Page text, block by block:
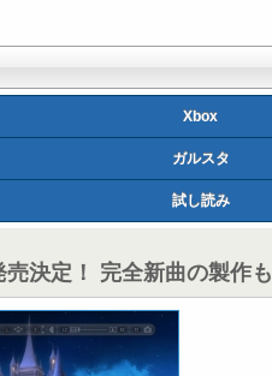
Xbox
ガルスタ
試し読み
決定！ 完全新曲の製作も